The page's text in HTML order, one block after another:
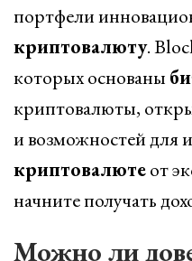
портфели
криптовалюту.
которых основаны
криптовалюты,
и возможностей для
криптовалютеот
начните получать
Можно ли